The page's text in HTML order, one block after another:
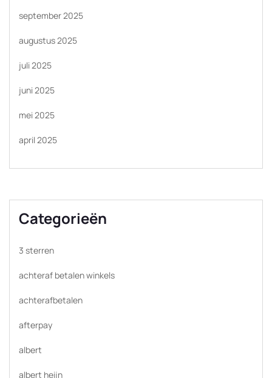
september 2025
augustus 2025
juli 2025
juni 2025
mei 2025
april 2025
Categorieën
3 sterren
achteraf betalen winkels
achterafbetalen
afterpay
albert
albert heijn